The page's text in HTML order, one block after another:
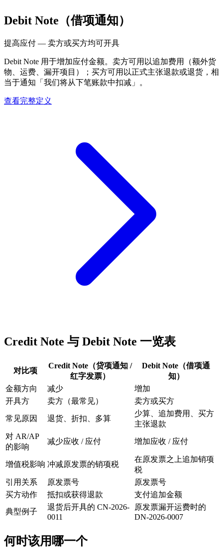
Debit Note（借项通知）
提高应付 — 卖方或买方均可开具
Debit Note 用于增加应付金额。卖方可用以追加费用（额外货
物、运费、漏开项目）；买方可用以正式主张退款或退货，相
当于通知「我们将从下笔账款中扣减」。
查看完整定义
Credit Note 与 Debit Note 一览表
对比项
Credit Note（贷项通知 /
红字发票）
Debit Note（借项通
知）
金额方向
减少
增加
开具方
卖方（最常见） 卖方或买方
常见原因 退货、折扣、多算
少算、追加费用、买方
主张退款
对 AR/AP
的影响
减少应收 / 应付 增加应收 / 应付
增值税影响 冲减原发票的销项税
在原发票之上追加销项
税
引用关系
原发票号
原发票号
买方动作
抵扣或获得退款
支付追加金额
典型例子
退货后开具的 CN-2026-
0011
原发票漏开运费时的
DN-2026-0007
何时该用哪一个